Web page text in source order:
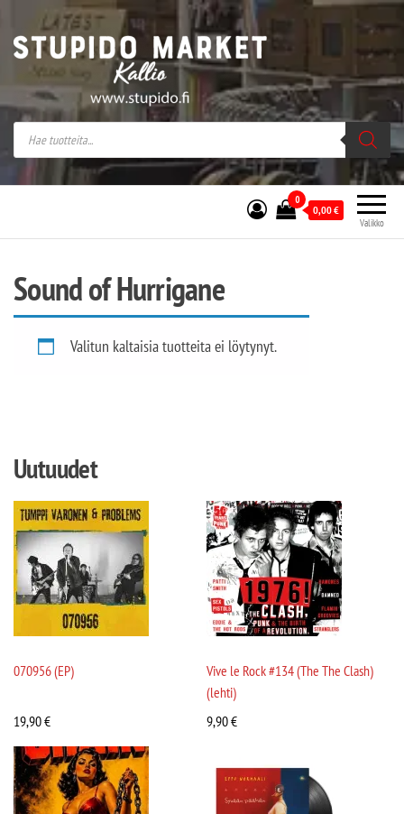
Stupido Market – verkossa ja kivijalassa
Stupido Market on vaihtoehtomusaan
erikoistunut verkko- sekä
kivijalkakauppa Helsingissä Kallion
sydämessä.
Valikko
0
0,00€
Sound of Hurrigane
Valitun kaltaisia tuotteita ei löytynyt.
Uutuudet
070956 (EP)
19,90€
Vive le Rock #134 (The The Clash)
(lehti)
9,90€